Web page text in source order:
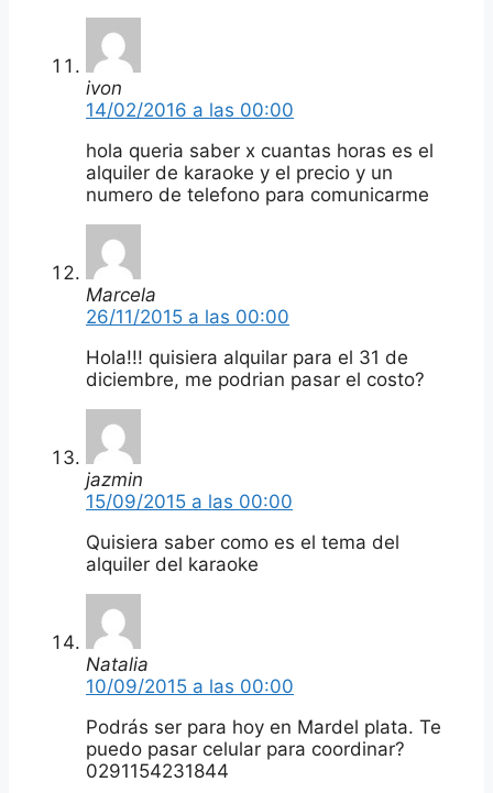
ivon
14/02/2016 a las 00:00
hola queria saber x cuantas horas es el
alquiler de karaoke y el precio y un
numero de telefono para comunicarme
Marcela
26/11/2015 a las 00:00
Hola!!! quisiera alquilar para el 31 de
diciembre, me podrian pasar el costo?
jazmin
15/09/2015 a las 00:00
Quisiera saber como es el tema del
alquiler del karaoke
Natalia
10/09/2015 a las 00:00
Podrás ser para hoy en Mardel plata. Te
puedo pasar celular para coordinar?
0291154231844